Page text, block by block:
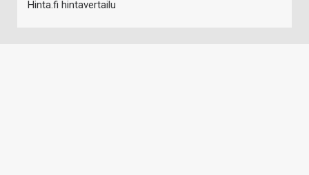
Hinta.fi hintavertailu